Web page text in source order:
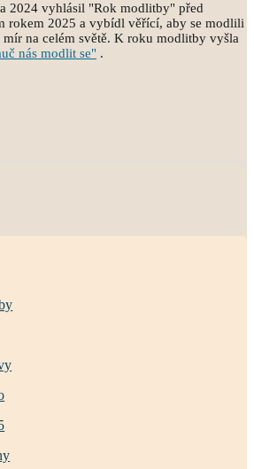
2024 vyhlásil "Rok modlitby" před
rokem 2025 a vybídl věřící, aby se modlili
mír na celém světě. K roku modlitby vyšla
nás modlit se" .